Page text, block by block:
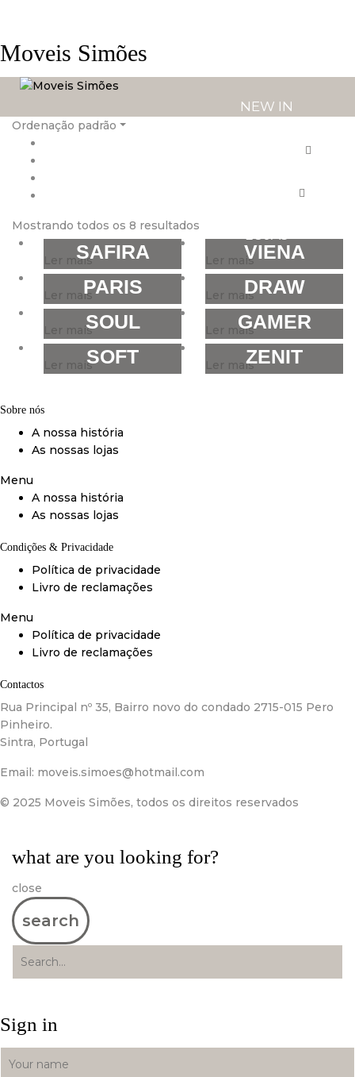
Moveis Simões
NEW IN
LOJAS
Ordenação padrão
Mostrando todos os 8 resultados
Ler maisSAFIRA Ler maisVIENA
Ler maisPARIS Ler maisDRAW
Ler maisSOUL Ler maisGAMER
Ler maisSOFT Ler maisZENIT
Sobre nós
A nossa história
As nossas lojas
Menu
A nossa história
As nossas lojas
Condições & Privacidade
Política de privacidade
Livro de reclamações
Menu
Política de privacidade
Livro de reclamações
Contactos
Rua Principal nº 35, Bairro novo do condado 2715-015 Pero
Pinheiro.
Sintra, Portugal
Email: moveis.simoes@hotmail.com
© 2025 Moveis Simões, todos os direitos reservados
what are you looking for?
close
search
Sign in